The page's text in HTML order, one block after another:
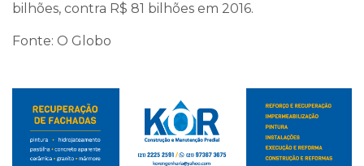
bilhões, contra R$ 81 bilhões em 2016.
Fonte: O Globo